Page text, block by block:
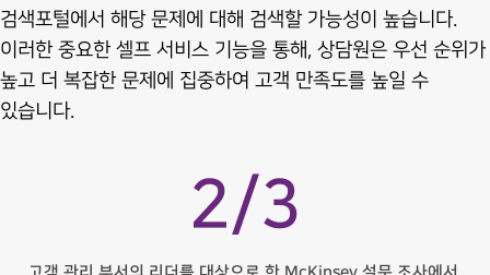
검색포털에서 해당 문제에 대해 검색할 가능성이 높습니다.
이러한 중요한 셀프 서비스 기능을 통해, 상담원은 우선 순위가
높고 더 복잡한 문제에 집중하여 고객 만족도를 높일 수
있습니다.
2/3